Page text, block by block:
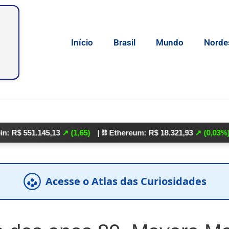
Início Brasil Mundo
↗ (1,65) | ⛓️ Ethereum: R$ 18.321,93 ↗ (0,03%) | 🌕
Acesse o Atlas das Curiosidades